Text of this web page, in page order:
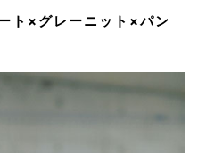
ト×グレーニット×パン